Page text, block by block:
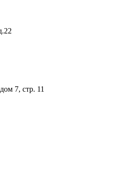
7, стр. 11